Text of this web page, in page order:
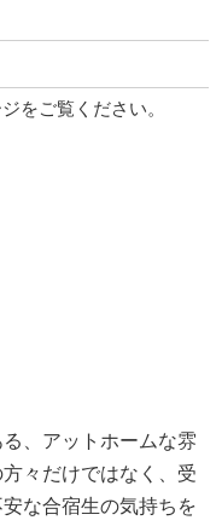
をご覧ください。
、アットホームな雰
々だけではなく、受
な合宿生の気持ちを